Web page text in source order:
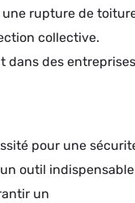
une rupture de
collective.
dans des entreprises
pour une
outil indispensable
un